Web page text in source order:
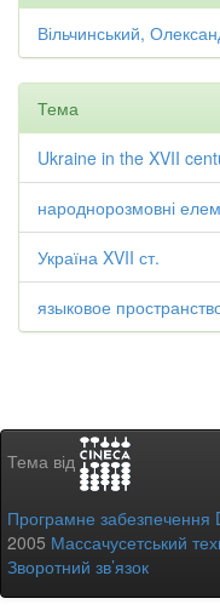
Вільчинський,
Тема
Ukraine in the XVII
народнорозмовні
Україна XVII ст.
языковое
Тема від
Програмне забезпечення
2005 Массачусетський
Зворотний зв’язок